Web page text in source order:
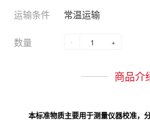
运输条件 常温运输
数量 - +
商品介
本标准物质主要用于测量仪器校准，